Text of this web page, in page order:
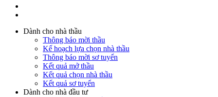
Dành cho nhà thầu
Thông báo mời thầu
Kế hoạch lựa chọn nhà thầu
Thông báo mời sơ tuyển
Kết quả mở thầu
Kết quả chọn nhà thầu
Kết quả sơ tuyển
Dành cho nhà đầu tư